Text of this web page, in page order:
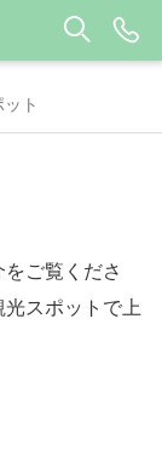
ット
ご覧くださ
スポットで上